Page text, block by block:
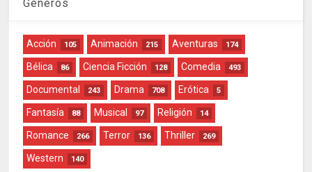
Géneros
Acción 105 Animación 215 Aventuras 174
Bélica 86 Ciencia Ficción 128 Comedia 493
Documental 243 Drama 708 Erótica 5
Fantasía 88 Musical 97 Religión 14
Romance 266 Terror 136 Thriller 269
Western 140